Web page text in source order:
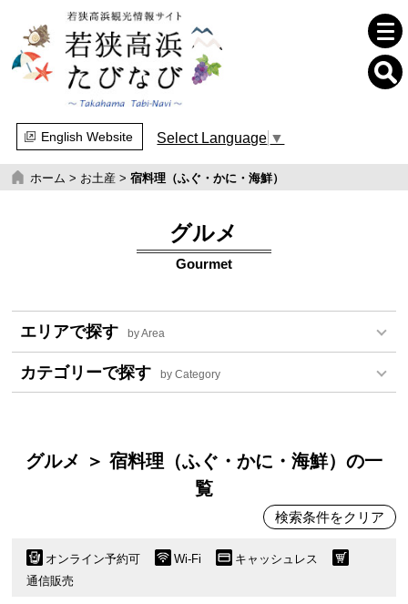
English Website Select Language ▼
ホーム > お土産 >宿料理（ふぐ・かに・海鮮）
グルメ
Gourmet
エリアで探す by Area
カテゴリーで探す by Category
グルメ ＞ 宿料理（ふぐ・かに・海鮮）の一
覧
検索条件をクリア
オンライン予約可 Wi-Fi
キャッシュレス
通信販売